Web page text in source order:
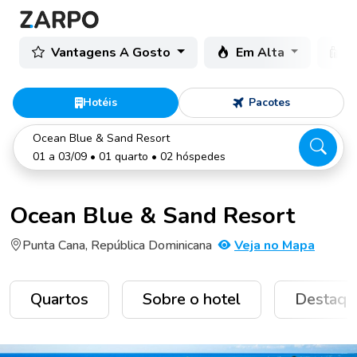
Vantagens A Gosto Em Alta
Hotéis Pacotes
Ocean Blue & Sand Resort
01 a 03/09 • 01 quarto • 02 hóspedes
Ocean Blue & Sand Resort
Punta Cana, República Dominicana Veja no Mapa
Quartos Sobre o hotel